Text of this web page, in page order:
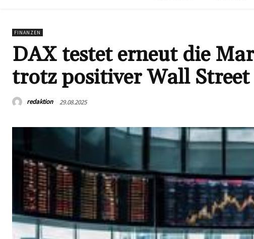
FINANZEN
DAX testet erneut die
trotz positiver Wall Street
redaktion 29.08.2025